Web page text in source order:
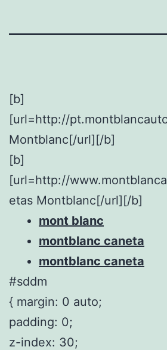
[b]
[url=http://
Montblanc[/url][/b]
[b]
[url=http://
etas Montblanc[/url][/b]
mont blanc
montblanc caneta
montblanc caneta
#sddm
{ margin: 0 auto;
padding: 0;
z-index: 30;